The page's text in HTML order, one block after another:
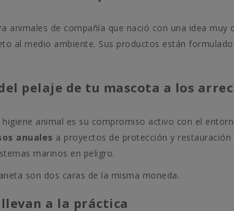
animales de compañía que nació con una idea
al medio ambiente. Sus productos están
pelaje de tu mascota a los
animal es su compromiso activo con el
anuales a proyectos de protección y
marinos en peligro.
son dos caras de la misma moneda.
a la práctica